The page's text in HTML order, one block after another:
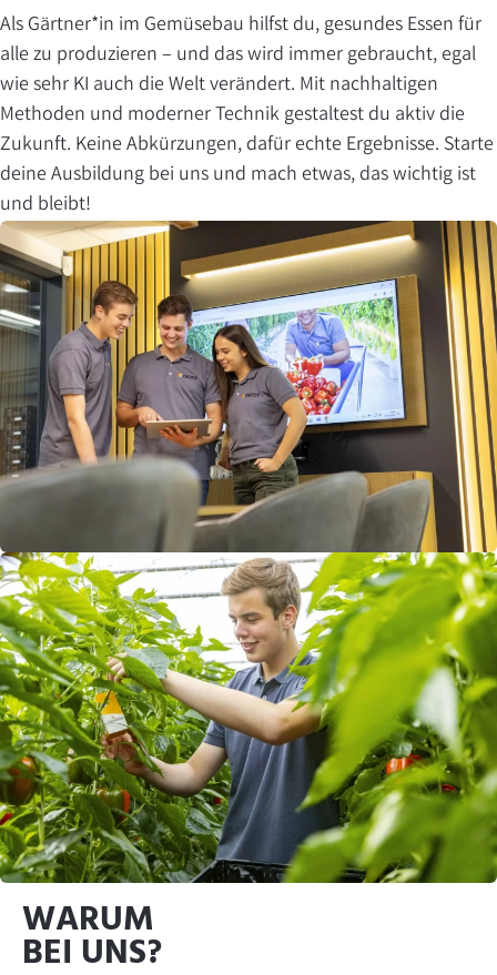
Als Gärtner*in im Gemüsebau hilfst du, gesundes Essen für
alle zu produzieren – und das wird immer gebraucht, egal
wie sehr KI auch die Welt verändert. Mit nachhaltigen
Methoden und moderner Technik gestaltest du aktiv die
Zukunft. Keine Abkürzungen, dafür echte Ergebnisse. Starte
deine Ausbildung bei uns und mach etwas, das wichtig ist
und bleibt!
WARUM
BEI UNS?